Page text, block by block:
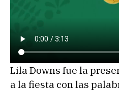
Lila Downs fue la
a la fiesta con las